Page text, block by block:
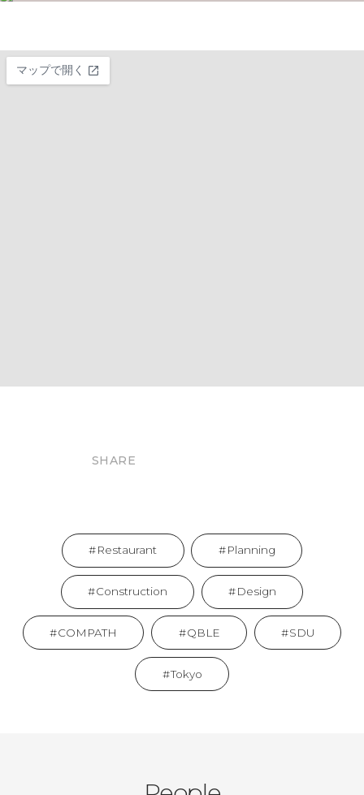
SHARE
Restaurant Planning
Construction Design
COMPATH QBLE SDU
Tokyo